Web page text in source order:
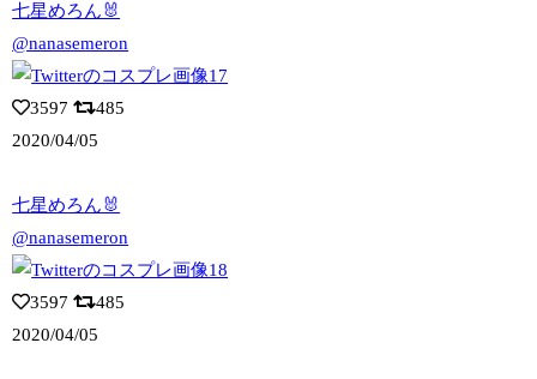
七星めろん🐰
@nanasemeron
3597
485
2020/04/05
七星めろん🐰
@nanasemeron
3597
485
2020/04/05